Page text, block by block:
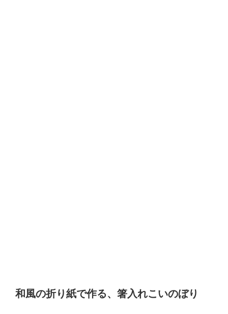
和風の折り紙で作る、箸入れこいのぼり